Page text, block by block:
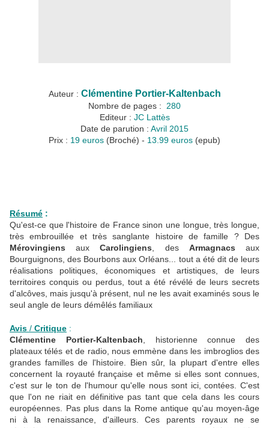
Auteur : Clémentine Portier-Kaltenbach
Nombre de pages : 280
Editeur : JC Lattès
Date de parution : Avril 2015
Prix : 19 euros (Broché) - 13.99 euros (epub)
Résumé :
Qu'est-ce que l'histoire de France sinon une longue, très longue,
très embrouillée et très sanglante histoire de famille ? Des
Mérovingiens auxCarolingiens , des Armagnacs aux
Bourguignons, des Bourbons aux Orléans... tout a été dit de leurs
réalisations politiques, économiques et artistiques, de leurs
territoires conquis ou perdus, tout a été révélé de leurs secrets
d'alcôves, mais jusqu'à présent, nul ne les avait examinés sous le
seul angle de leurs démêlés familiaux
Avis / Critique :
Clémentine Portier-Kaltenbach , historienne connue des
plateaux télés et de radio, nous emmène dans les imbroglios des
grandes familles de l'histoire. Bien sûr, la plupart d'entre elles
concernent la royauté française et même si elles sont connues,
c'est sur le ton de l'humour qu'elle nous sont ici, contées. C'est
que l'on ne riait en définitive pas tant que cela dans les cours
européennes. Pas plus dans la Rome antique qu'au moyen-âge
ni à la renaissance, d'ailleurs. Ces parents royaux ne se